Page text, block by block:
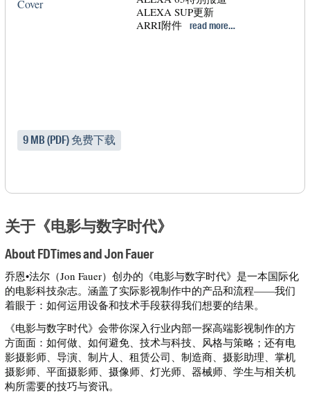
关于《电影与数字时代》
About FDTimes and Jon Fauer
乔恩•法尔（Jon Fauer）创办的《电影与数字时代》是一本国际化
的电影科技杂志。涵盖了实际影视制作中的产品和流程——我们
着眼于：如何运用设备和技术手段获得我们想要的结果。
《电影与数字时代》会带你深入行业内部一探高端影视制作的方
方面面：如何做、如何避免、技术与科技、风格与策略；还有电
影摄影师、导演、制片人、租赁公司、制造商、摄影助理、掌机
摄影师、平面摄影师、摄像师、灯光师、器械师、学生与相关机
构所需要的技巧与资讯。
9 MB (PDF) 免费下载
ALEXA SUP更新
ARRI附件
read more…